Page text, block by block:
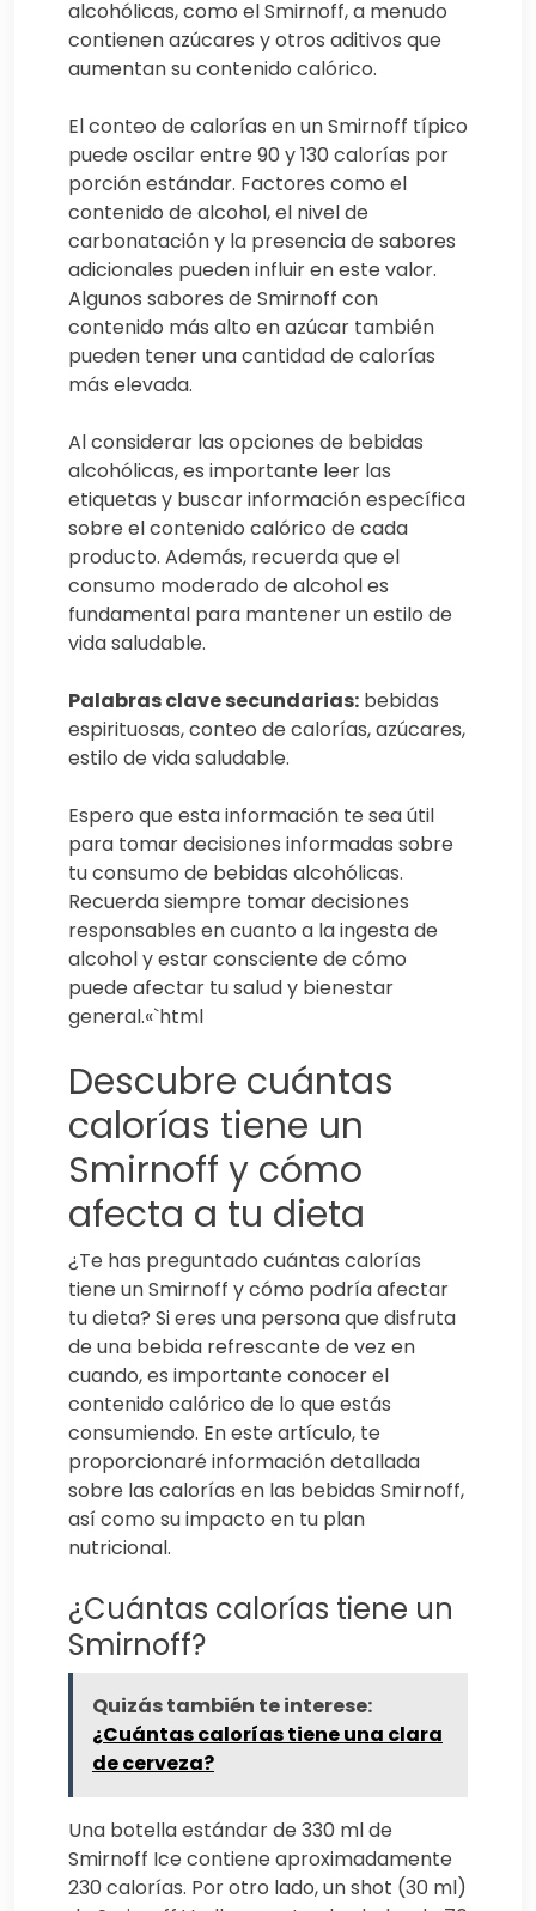
alcohólicas, como el Smirnoff, a menudo
contienen azúcares y otros aditivos que
aumentan su contenido calórico.
El conteo de calorías en un Smirnoff típico
puede oscilar entre 90 y 130 calorías por
porción estándar. Factores como el
contenido de alcohol, el nivel de
carbonatación y la presencia de sabores
adicionales pueden influir en este valor.
Algunos sabores de Smirnoff con
contenido más alto en azúcar también
pueden tener una cantidad de calorías
más elevada.
Al considerar las opciones de bebidas
alcohólicas, es importante leer las
etiquetas y buscar información específica
sobre el contenido calórico de cada
producto. Además, recuerda que el
consumo moderado de alcohol es
fundamental para mantener un estilo de
vida saludable.
Palabras clave secundarias: bebidas
espirituosas, conteo de calorías, azúcares,
estilo de vida saludable.
Espero que esta información te sea útil
para tomar decisiones informadas sobre
tu consumo de bebidas alcohólicas.
Recuerda siempre tomar decisiones
responsables en cuanto a la ingesta de
alcohol y estar consciente de cómo
puede afectar tu salud y bienestar
general.«`html
Descubre cuántas
calorías tiene un
Smirnoff y cómo
afecta a tu dieta
¿Te has preguntado cuántas calorías
tiene un Smirnoff y cómo podría afectar
tu dieta? Si eres una persona que disfruta
de una bebida refrescante de vez en
cuando, es importante conocer el
contenido calórico de lo que estás
consumiendo. En este artículo, te
proporcionaré información detallada
sobre las calorías en las bebidas Smirnoff,
así como su impacto en tu plan
nutricional.
¿Cuántas calorías tiene un
Smirnoff?
Quizás también te interese:
¿Cuántas calorías tiene una clara
de cerveza?
Una botella estándar de 330 ml de
Smirnoff Ice contiene aproximadamente
230 calorías. Por otro lado, un shot (30 ml)